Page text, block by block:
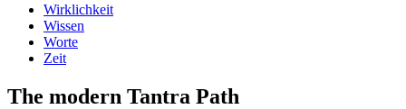
Wirklichkeit
Wissen
Worte
Zeit
The modern Tantra Path